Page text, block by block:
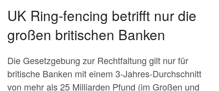
UK Ring-fencing betrifft nur die
großen britischen Banken
Die Gesetzgebung zur Rechtfaltung gilt nur für
britische Banken mit einem 3-Jahres-Durchschnitt
von mehr als 25 Milliarden Pfund (im Großen und